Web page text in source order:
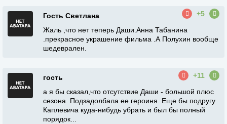
Гость Светлана
+5
Жаль ,что нет теперь Даши.Анна Табанина
.прекрасное украшение фильма .А Полухин вообще
шедеврален.
гость
+11
а я бы сказал,что отсутствие Даши - большой плюс
сезона. Подзадолбала ее героиня. Еще бы подругу
Каплевича куда-нибудь убрать и был бы полный
порядок...